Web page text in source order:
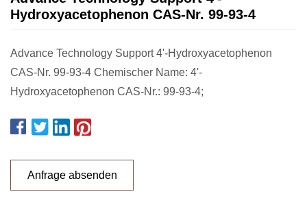
Hydroxyacetophenon CAS-Nr. 99-93-4
Advance Technology Support 4'-Hydroxyacetophenon
CAS-Nr. 99-93-4 Chemischer Name: 4'-
Hydroxyacetophenon CAS-Nr.: 99-93-4;
Anfrage absenden